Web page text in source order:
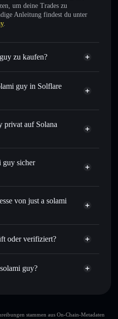
um deine Trades zu
Anleitung findest du unter
.
zu kaufen?
nicht
guy in Solflare
Solflare-Wallet
gegen SOL,
Solana-Tokens mit
nutzen
in SOLAMIGUY einsteigen
SOLAMIGUY, ohne Wallets
des in Solflare
von SOLAMIGUY
privat auf Solana
Privacy
guy sicher
guy
Privacy
von just a solami
just a solami guy
Solflare-Wallet
oder verifiziert?
derzeit
guy?
just a solami guy
stammen aus On-Chain-Metadaten